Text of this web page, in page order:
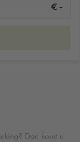
€ -
Dan komt u